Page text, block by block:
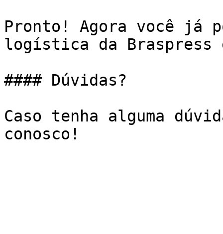
Pronto! Agora você já
logística da
#### Dúvidas?
Caso tenha alguma